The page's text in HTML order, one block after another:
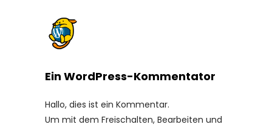
Ein WordPress-Kommentator
Hallo, dies ist ein Kommentar.
Um mit dem Freischalten, Bearbeiten und